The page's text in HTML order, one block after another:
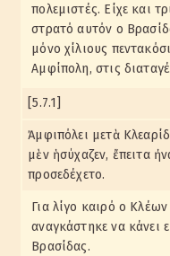
πολεμιστές. Είχε και
στρατό αυτόν ο
μόνο χίλιους
Αμφίπολη, στις
[5.7.1]
Ἀμφιπόλει μετὰ
μὲν ἡσύχαζεν, ἔπειτα
προσεδέχετο.
Για λίγο καιρό ο
αναγκάστηκε να κάνει
Βρασίδας.